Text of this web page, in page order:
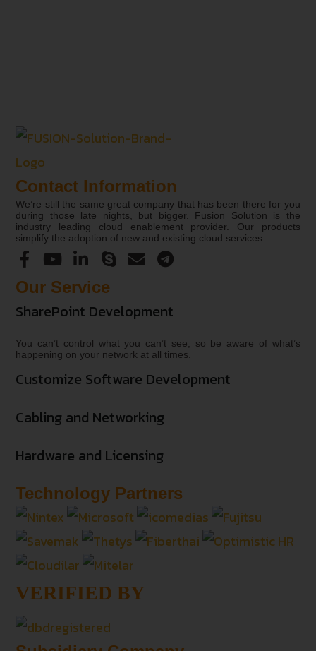
Contact Information
We’re still the same great company that has been there for you
during those late nights, but bigger. Fusion Solution is the
industry leading cloud enablement provider. Our products
simplify the adoption of new and existing cloud services.
Our Service
SharePoint Development
You can’t control what you can’t see, so be aware of what’s
happening on your network at all times.
Customize Software Development
Cabling and Networking
Hardware and Licensing
Technology Partners
VERIFIED BY